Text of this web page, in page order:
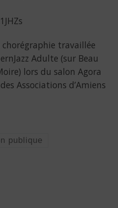
travaillée
Adulte (sur Beau
lors du salon Agora
Associations d’Amiens
publique